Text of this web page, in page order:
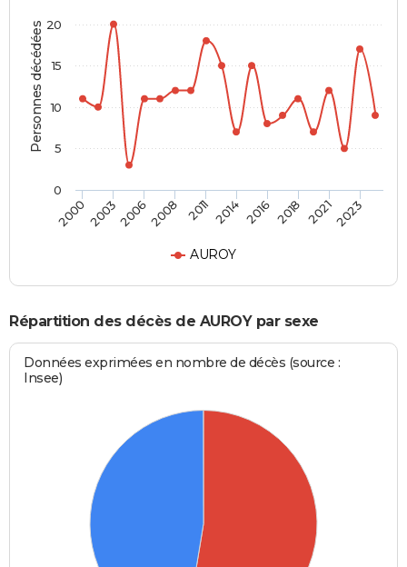
Personnes décédées
AUROY
2000200320062008 2011 2014 2016 2018 20212023
0
5
10
15
20
Répartition des décès de AUROY par sexe
Données exprimées en nombre de décès (source :
Insee)